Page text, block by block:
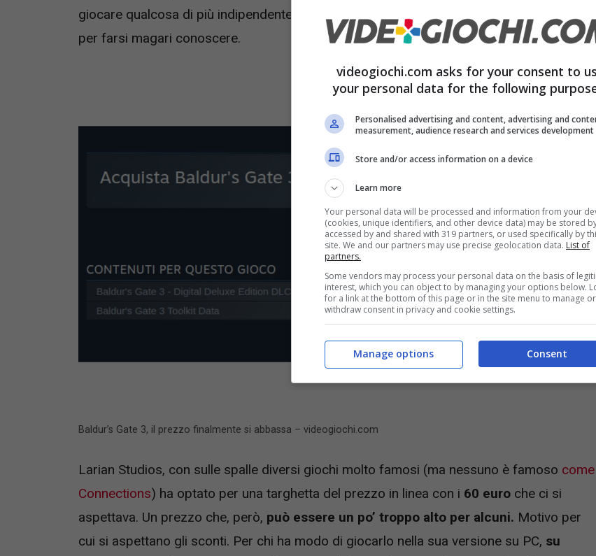
giocare qualcosa di più indipendente i cui sviluppatori decidono per un prezzo più basso
per farsi magari conoscere.
Baldur’s Gate 3, il prezzo finalmente si abbassa – videogiochi.com
Larian Studios, con sulle spalle diversi giochi molto famosi (ma nessuno è famoso come
Connections) ha optato per una targhetta del prezzo in linea con i 60 euro che ci si
aspettava. Un prezzo che, però, può essere un po’ troppo alto per alcuni. Motivo per
cui si aspettano gli sconti. Per chi ha modo di giocarlo nella sua versione su PC, su
videogiochi.com asks for your consent to
your personal data for the following
Personalised advertising and content, advertising and
measurement, audience research and services development
Store and/or access information on a device
Learn more
Your personal data will be processed and information from your
(cookies, unique identifiers, and other device data) may be stored
accessed by and shared with 319 partners, or used specifically by
site. We and our partners may use precise geolocation data. List of
partners.
Some vendors may process your personal data on the basis of
interest, which you can object to by managing your options below.
for a link at the bottom of this page or in the site menu to manage or
withdraw consent in privacy and cookie settings.
Consent
Manage options